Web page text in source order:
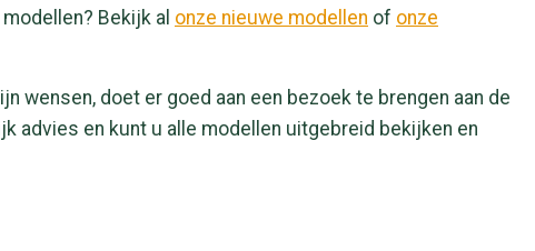
Bekijk al onze nieuwe modellen of onze
wensen, doet er goed aan een bezoek te brengen aan de
advies en kunt u alle modellen uitgebreid bekijken en